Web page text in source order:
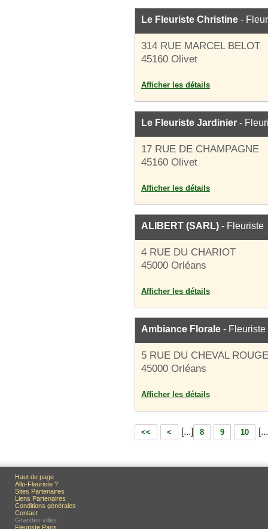
Le Fleuriste Christine -
314 RUE MARCEL BELOT
45160 Olivet
Afficher les détails
Le Fleuriste Jardinier -
17 RUE DE CHAMPAGNE
45160 Olivet
Afficher les détails
ALIBERT (SARL) - Fleuriste
4 RUE DU CHARIOT
45000 Orléans
Afficher les détails
Ambiance Florale - Fleuriste
5 RUE DU CHEVAL ROUGE
45000 Orléans
Afficher les détails
<< < [...] 8 9 10
Haut de page
Allo-Fleuriste ?
Sites Partenaires
Liens Partenaires
Conditions générales
Contact
Grandes villes :
Fleuriste Paris